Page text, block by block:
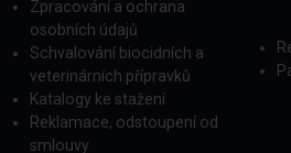
Zpracování a ochrana
osobních údajů
Schvalování biocidních a
veterinárních přípravků
Katalogy ke stažení
Reklamace, odstoupení od
smlouvy